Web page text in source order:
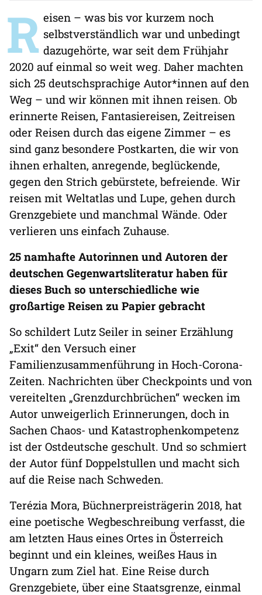
R eisen – was bis vor kurzem noch
selbstverständlich war und unbedingt
dazugehörte, war seit dem Frühjahr
2020 auf einmal so weit weg. Daher machten
sich 25 deutschsprachige Autor*innen auf den
Weg – und wir können mit ihnen reisen. Ob
erinnerte Reisen, Fantasiereisen, Zeitreisen
oder Reisen durch das eigene Zimmer – es
sind ganz besondere Postkarten, die wir von
ihnen erhalten, anregende, beglückende,
gegen den Strich gebürstete, befreiende. Wir
reisen mit Weltatlas und Lupe, gehen durch
Grenzgebiete und manchmal Wände. Oder
verlieren uns einfach Zuhause.
25 namhafte Autorinnen und Autoren der
deutschen Gegenwartsliteratur haben für
dieses Buch so unterschiedliche wie
großartige Reisen zu Papier gebracht
So schildert Lutz Seiler in seiner Erzählung
„Exit“ den Versuch einer
Familienzusammenführung in Hoch-Corona-
Zeiten. Nachrichten über Checkpoints und von
vereitelten „Grenzdurchbrüchen“ wecken im
Autor unweigerlich Erinnerungen, doch in
Sachen Chaos- und Katastrophenkompetenz
ist der Ostdeutsche geschult. Und so schmiert
der Autor fünf Doppelstullen und macht sich
auf die Reise nach Schweden.
Terézia Mora, Büchnerpreisträgerin 2018, hat
eine poetische Wegbeschreibung verfasst, die
am letzten Haus eines Ortes in Österreich
beginnt und ein kleines, weißes Haus in
Ungarn zum Ziel hat. Eine Reise durch
Grenzgebiete, über eine Staatsgrenze, einmal